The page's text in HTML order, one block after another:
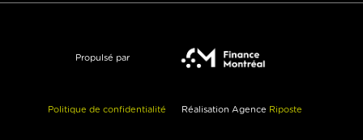
Politique de confidentialité Réalisation Agence Riposte
Propulsé par